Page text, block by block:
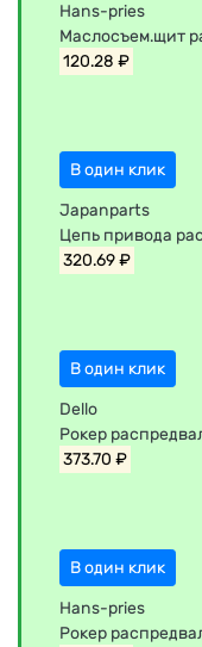
Hans-pries
Маслосъем.щит
120.28 ₽
В один клик
Japanparts
Цепь привода
320.69 ₽
В один клик
Dello
Рокер
373.70 ₽
В один клик
Hans-pries
Рокер